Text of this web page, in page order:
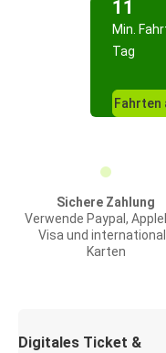
11
Min.
Tag
Fahrten
Sichere Zahlung
Verwende Paypal,
Visa und
Karten
Digitales Ticket &